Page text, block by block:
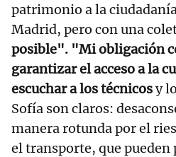
patrimonio a la
Madrid, pero con una
posible". "Mi obligación
garantizar el acceso a la
escuchar a los técnicosy
Sofía son claros:
manera rotunda por el
el transporte, que pueden